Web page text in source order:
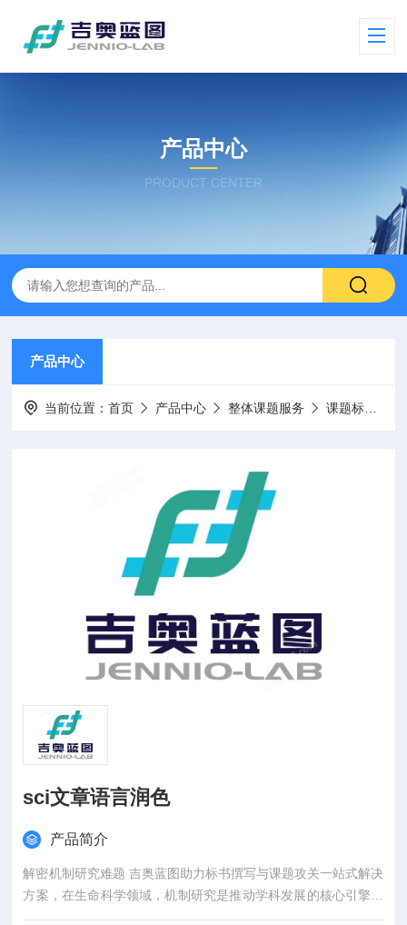
产品中心
PRODUCT CENTER
产品中心
当前位置：首页 产品中心 整体课题服务 课题标书设计项目申报
sci文章语言润色
产品简介
解密机制研究难题 吉奥蓝图助力标书撰写与课题攻关一站式解决
方案，在生命科学领域，机制研究是推动学科发展的核心引擎。
然而，从创新课题设计到高质量标书撰写，从复杂实验实施到科